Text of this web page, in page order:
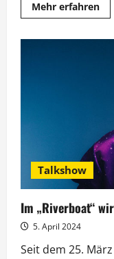
Mehr erfahren
Talkshow
Im „Riverboat“
5. April 2024
Seit dem 25.